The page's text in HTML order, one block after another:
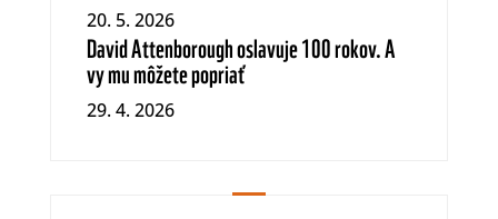
20. 5. 2026
David Attenborough oslavuje 100 rokov. A
vy mu môžete popriať
29. 4. 2026